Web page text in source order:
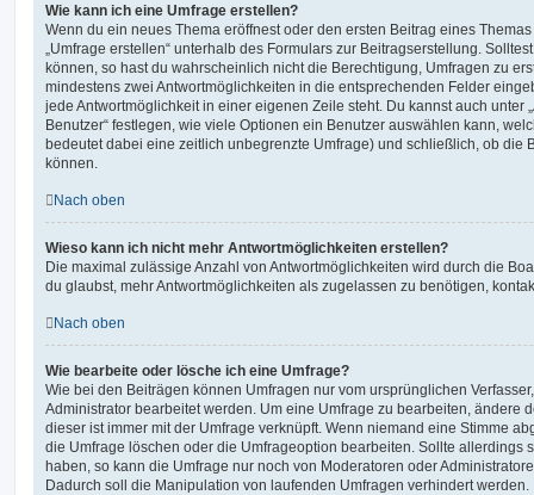
Wie kann ich eine Umfrage erstellen?
Wenn du ein neues Thema eröffnest oder den ersten Beitrag eines
„Umfrage erstellen“ unterhalb des Formulars zur Beitragserstellung.
können, so hast du wahrscheinlich nicht die Berechtigung, Umfragen zu
mindestens zwei Antwortmöglichkeiten in die entsprechenden Felder
jede Antwortmöglichkeit in einer eigenen Zeile steht. Du kannst auch unter
Benutzer“ festlegen, wie viele Optionen ein Benutzer auswählen kann,
bedeutet dabei eine zeitlich unbegrenzte Umfrage) und schließlich, ob die
können.
Nach oben
Wieso kann ich nicht mehr Antwortmöglichkeiten erstellen?
Die maximal zulässige Anzahl von Antwortmöglichkeiten wird durch die
du glaubst, mehr Antwortmöglichkeiten als zugelassen zu benötigen,
Nach oben
Wie bearbeite oder lösche ich eine Umfrage?
Wie bei den Beiträgen können Umfragen nur vom ursprünglichen
Administrator bearbeitet werden. Um eine Umfrage zu bearbeiten, ändere
dieser ist immer mit der Umfrage verknüpft. Wenn niemand eine Stimme
die Umfrage löschen oder die Umfrageoption bearbeiten. Sollte allerdings
haben, so kann die Umfrage nur noch von Moderatoren oder
Dadurch soll die Manipulation von laufenden Umfragen verhindert werden.